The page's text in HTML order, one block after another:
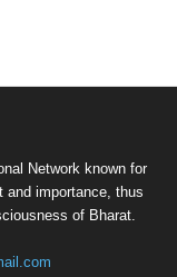
Network known for
and importance, thus
of Bharat.